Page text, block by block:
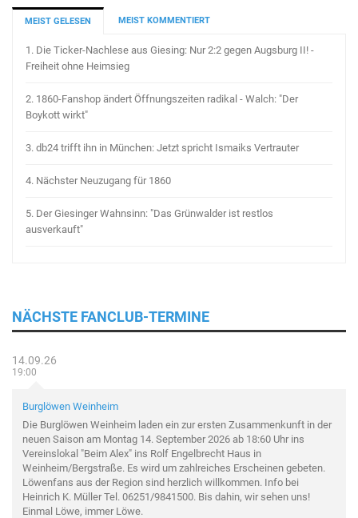
MEIST GELESEN MEIST KOMMENTIERT
1. Die Ticker-Nachlese aus Giesing: Nur 2:2 gegen Augsburg II! -
Freiheit ohne Heimsieg
2. 1860-Fanshop ändert Öffnungszeiten radikal - Walch: "Der
Boykott wirkt"
3. db24 trifft ihn in München: Jetzt spricht Ismaiks Vertrauter
4. Nächster Neuzugang für 1860
5. Der Giesinger Wahnsinn: "Das Grünwalder ist restlos
ausverkauft"
NÄCHSTE FANCLUB-TERMINE
14.09.26
19:00
Burglöwen Weinheim
Die Burglöwen Weinheim laden ein zur ersten Zusammenkunft in der
neuen Saison am Montag 14. September 2026 ab 18:60 Uhr ins
Vereinslokal "Beim Alex" ins Rolf Engelbrecht Haus in
Weinheim/Bergstraße. Es wird um zahlreiches Erscheinen gebeten.
Löwenfans aus der Region sind herzlich willkommen. Info bei
Heinrich K. Müller Tel. 06251/9841500. Bis dahin, wir sehen uns!
Einmal Löwe, immer Löwe.